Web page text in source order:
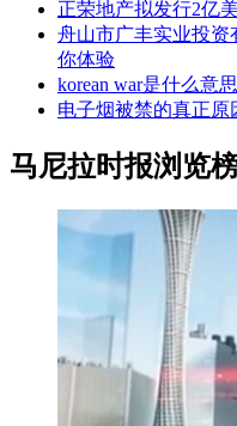
正荣地产拟发行2亿
舟山市广丰实业投资
你体验
korean war是什么意
电子烟被禁的真正原
马尼拉时报浏览